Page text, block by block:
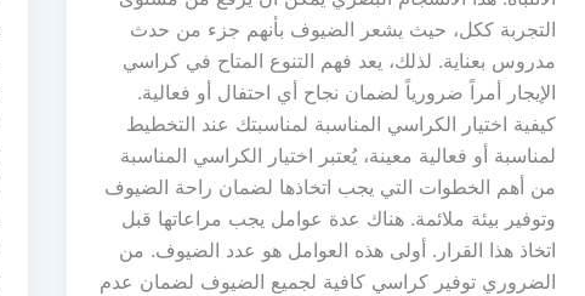
التجربة ككل، حيث يشعر الضيوف بأنهم جزء من حدث
مدروس بعناية. لذلك، يعد فهم التنوع المتاح في كراسي
الإيجار أمراً ضرورياً لضمان نجاح أي احتفال أو فعالية.
كيفية اختيار الكراسي المناسبة لمناسبتك عند التخطيط
لمناسبة أو فعالية معينة، يُعتبر اختيار الكراسي المناسبة
من أهم الخطوات التي يجب اتخاذها لضمان راحة الضيوف
وتوفير بيئة ملائمة. هناك عدة عوامل يجب مراعاتها قبل
اتخاذ هذا القرار. أولى هذه العوامل هو عدد الضيوف. من
الضروري توفير كراسي كافية لجميع الضيوف لضمان عدم